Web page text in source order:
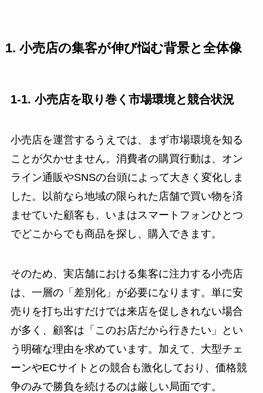
1. 小売店の集客が伸び悩む背景と全体像
1-1. 小売店を取り巻く市場環境と競合状況
小売店を運営するうえでは、まず市場環境を知る
ことが欠かせません。消費者の購買行動は、オン
ライン通販やSNSの台頭によって大きく変化しま
した。以前なら地域の限られた店舗で買い物を済
ませていた顧客も、いまはスマートフォンひとつ
でどこからでも商品を探し、購入できます。
そのため、実店舗における集客に注力する小売店
は、一層の「差別化」が必要になります。単に安
売りを打ち出すだけでは来店を促しきれない場合
が多く、顧客は「このお店だから行きたい」とい
う明確な理由を求めています。加えて、大型チェ
ーンやECサイトとの競合も激化しており、価格競
争のみで勝負を続けるのは厳しい局面です。